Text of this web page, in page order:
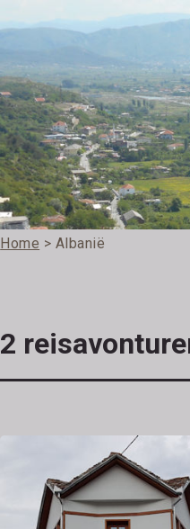
Home > Albanië
2